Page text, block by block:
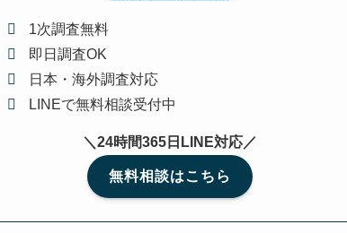
1次調査無料
即日調査OK
日本・海外調査対応
LINEで無料相談受付中
＼24時間365日LINE対応／
無料相談はこちら